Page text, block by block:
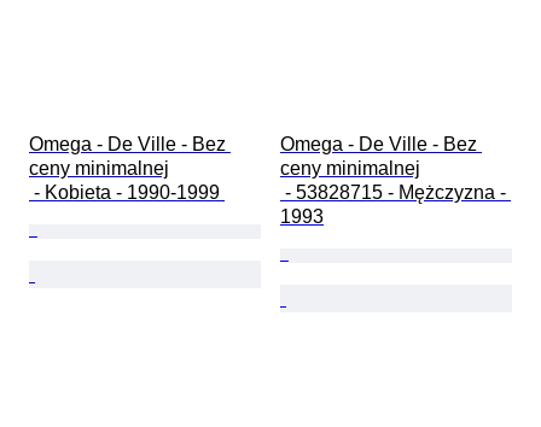
Omega - De Ville - Bez
ceny minimalnej
- Kobieta - 1990-1999
Omega - De Ville - Bez
ceny minimalnej
1993